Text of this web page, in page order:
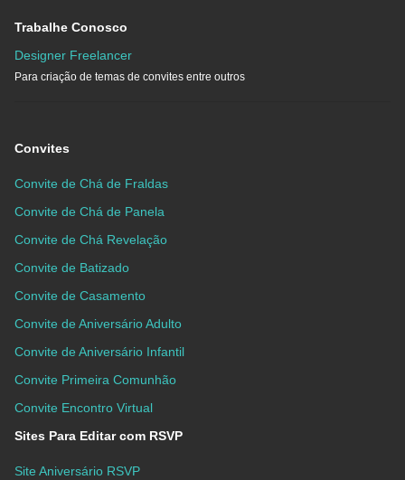
Trabalhe Conosco
Designer Freelancer
Para criação de temas de convites entre outros
Convites
Convite de Chá de Fraldas
Convite de Chá de Panela
Convite de Chá Revelação
Convite de Batizado
Convite de Casamento
Convite de Aniversário Adulto
Convite de Aniversário Infantil
Convite Primeira Comunhão
Convite Encontro Virtual
Sites Para Editar com RSVP
Site Aniversário RSVP